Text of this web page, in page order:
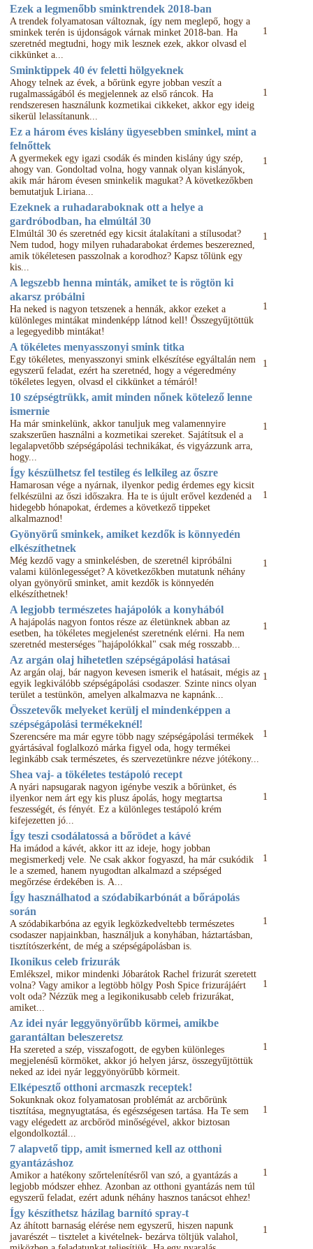
Ezek a legmenőbb sminktrendek 2018-ban
A trendek folyamatosan változnak, így nem meglepő, hogy a
sminkek terén is újdonságok várnak minket 2018-ban. Ha
szeretnéd megtudni, hogy mik lesznek ezek, akkor olvasd el
cikkünket a...
1
Sminktippek 40 év feletti hölgyeknek
Ahogy telnek az évek, a bőrünk egyre jobban veszít a
rugalmasságából és megjelennek az első ráncok. Ha
rendszeresen használunk kozmetikai cikkeket, akkor egy ideig
sikerül lelassítanunk...
1
Ez a három éves kislány ügyesebben sminkel, mint a
felnőttek
A gyermekek egy igazi csodák és minden kislány úgy szép,
ahogy van. Gondoltad volna, hogy vannak olyan kislányok,
akik már három évesen sminkelik magukat? A következőkben
bemutatjuk Liriana...
1
Ezeknek a ruhadaraboknak ott a helye a
gardróbodban, ha elmúltál 30
Elmúltál 30 és szeretnéd egy kicsit átalakítani a stílusodat?
Nem tudod, hogy milyen ruhadarabokat érdemes beszerezned,
amik tökéletesen passzolnak a korodhoz? Kapsz tőlünk egy
kis...
1
A legszebb henna minták, amiket te is rögtön ki
akarsz próbálni
Ha neked is nagyon tetszenek a hennák, akkor ezeket a
különleges mintákat mindenképp látnod kell! Összegyűjtöttük
a legegyedibb mintákat!
1
A tökéletes menyasszonyi smink titka
Egy tökéletes, menyasszonyi smink elkészítése egyáltalán nem
egyszerű feladat, ezért ha szeretnéd, hogy a végeredmény
tökéletes legyen, olvasd el cikkünket a témáról!
1
10 szépségtrükk, amit minden nőnek kötelező lenne
ismernie
Ha már sminkelünk, akkor tanuljuk meg valamennyire
szakszerűen használni a kozmetikai szereket. Sajátítsuk el a
legalapvetőbb szépségápolási technikákat, és vigyázzunk arra,
hogy...
1
Így készülhetsz fel testileg és lelkileg az őszre
Hamarosan vége a nyárnak, ilyenkor pedig érdemes egy kicsit
felkészülni az őszi időszakra. Ha te is újult erővel kezdenéd a
hidegebb hónapokat, érdemes a következő tippeket
alkalmaznod!
1
Gyönyörű sminkek, amiket kezdők is könnyedén
elkészíthetnek
Még kezdő vagy a sminkelésben, de szeretnél kipróbálni
valami különlegességet? A következőkben mutatunk néhány
olyan gyönyörű sminket, amit kezdők is könnyedén
elkészíthetnek!
1
A legjobb természetes hajápolók a konyhából
A hajápolás nagyon fontos része az életünknek abban az
esetben, ha tökéletes megjelenést szeretnénk elérni. Ha nem
szeretnéd mesterséges "hajápolókkal" csak még rosszabb...
1
Az argán olaj hihetetlen szépségápolási hatásai
Az argán olaj, bár nagyon kevesen ismerik el hatásait, mégis az
egyik legkiválóbb szépségápolási csodaszer. Szinte nincs olyan
terület a testünkön, amelyen alkalmazva ne kapnánk...
1
Összetevők melyeket kerülj el mindenképpen a
szépségápolási termékeknél!
Szerencsére ma már egyre több nagy szépségápolási termékek
gyártásával foglalkozó márka figyel oda, hogy termékei
leginkább csak természetes, és szervezetünkre nézve jótékony...
1
Shea vaj- a tökéletes testápoló recept
A nyári napsugarak nagyon igénybe veszik a bőrünket, és
ilyenkor nem árt egy kis plusz ápolás, hogy megtartsa
feszességét, és fényét. Ez a különleges testápoló krém
kifejezetten jó...
1
Így teszi csodálatossá a bőrödet a kávé
Ha imádod a kávét, akkor itt az ideje, hogy jobban
megismerkedj vele. Ne csak akkor fogyaszd, ha már csukódik
le a szemed, hanem nyugodtan alkalmazd a szépséged
megőrzése érdekében is. A...
1
Így használhatod a szódabikarbónát a bőrápolás
során
A szódabikarbóna az egyik legközkedveltebb természetes
csodaszer napjainkban, használjuk a konyhában, háztartásban,
tisztítószerként, de még a szépségápolásban is.
1
Ikonikus celeb frizurák
Emlékszel, mikor mindenki Jóbarátok Rachel frizurát szeretett
volna? Vagy amikor a legtöbb hölgy Posh Spice frizurájáért
volt oda? Nézzük meg a legikonikusabb celeb frizurákat,
amiket...
1
Az idei nyár leggyönyörűbb körmei, amikbe
garantáltan beleszeretsz
Ha szereted a szép, visszafogott, de egyben különleges
megjelenésű körmöket, akkor jó helyen jársz, összegyűjtöttük
neked az idei nyár leggyönyörűbb körmeit.
1
Elképesztő otthoni arcmaszk receptek!
Sokunknak okoz folyamatosan problémát az arcbőrünk
tisztítása, megnyugtatása, és egészségesen tartása. Ha Te sem
vagy elégedett az arcbőröd minőségével, akkor biztosan
elgondolkoztál...
1
7 alapvető tipp, amit ismerned kell az otthoni
gyantázáshoz
Amikor a hatékony szőrtelenítésről van szó, a gyantázás a
legjobb módszer ehhez. Azonban az otthoni gyantázás nem túl
egyszerű feladat, ezért adunk néhány hasznos tanácsot ehhez!
1
Így készíthetsz házilag barnító spray-t
Az áhított barnaság elérése nem egyszerű, hiszen napunk
javarészét – tisztelet a kivételnek- bezárva töltjük valahol,
1